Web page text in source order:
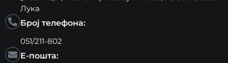
Лука
Број телефона:
051/211-802
Е-пошта: